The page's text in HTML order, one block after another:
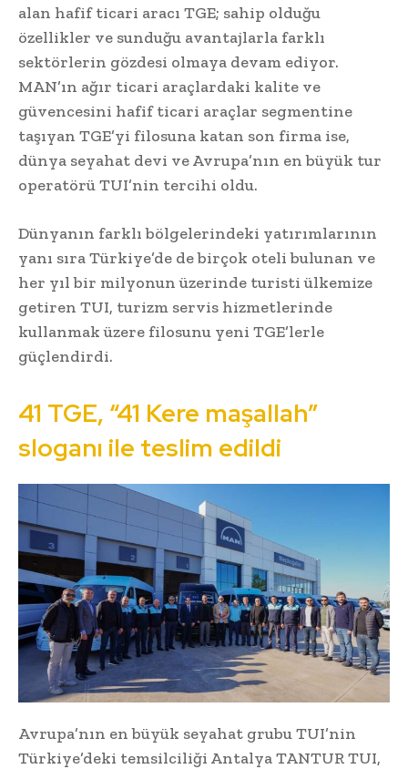
alan hafif ticari aracı TGE; sahip olduğu
özellikler ve sunduğu avantajlarla farklı
sektörlerin gözdesi olmaya devam ediyor.
MAN’ın ağır ticari araçlardaki kalite ve
güvencesini hafif ticari araçlar segmentine
taşıyan TGE’yi filosuna katan son firma ise,
dünya seyahat devi ve Avrupa’nın en büyük tur
operatörü TUI’nin tercihi oldu.
Dünyanın farklı bölgelerindeki yatırımlarının
yanı sıra Türkiye’de de birçok oteli bulunan ve
her yıl bir milyonun üzerinde turisti ülkemize
getiren TUI, turizm servis hizmetlerinde
kullanmak üzere filosunu yeni TGE’lerle
güçlendirdi.
41 TGE, “41 Kere maşallah”
sloganı ile teslim edildi
Avrupa’nın en büyük seyahat grubu TUI’nin
Türkiye’deki temsilciliği Antalya TANTUR TUI,